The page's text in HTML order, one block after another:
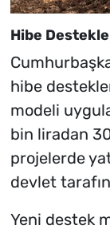
Hibe
hibe
modeli
bin liradan
projelerde
devlet
Yeni destek